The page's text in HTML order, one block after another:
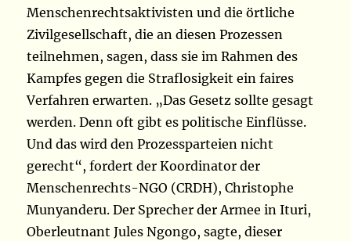
Menschenrechtsaktivisten und die örtliche
Zivilgesellschaft, die an diesen Prozessen
teilnehmen, sagen, dass sie im Rahmen des
Kampfes gegen die Straflosigkeit ein faires
Verfahren erwarten. „Das Gesetz sollte gesagt
werden. Denn oft gibt es politische Einflüsse.
Und das wird den Prozessparteien nicht
gerecht“, fordert der Koordinator der
Menschenrechts-NGO (CRDH), Christophe
Munyanderu. Der Sprecher der Armee in Ituri,
Oberleutnant Jules Ngongo, sagte, dieser